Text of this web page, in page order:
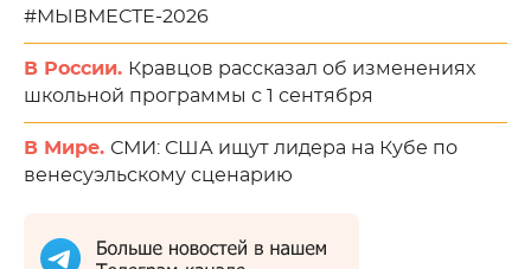
#МЫВМЕСТЕ-2026
В России. Кравцов рассказал об изменениях
школьной программы с 1 сентября
В Мире. СМИ: США ищут лидера на Кубе по
венесуэльскому сценарию